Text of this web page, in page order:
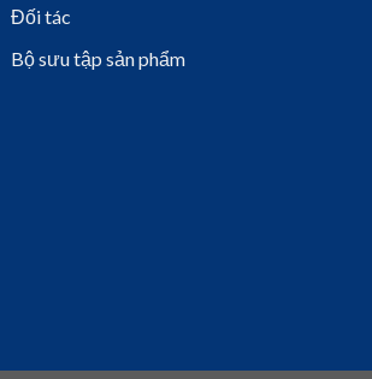
Đối tác
Bộ sưu tập sản phẩm